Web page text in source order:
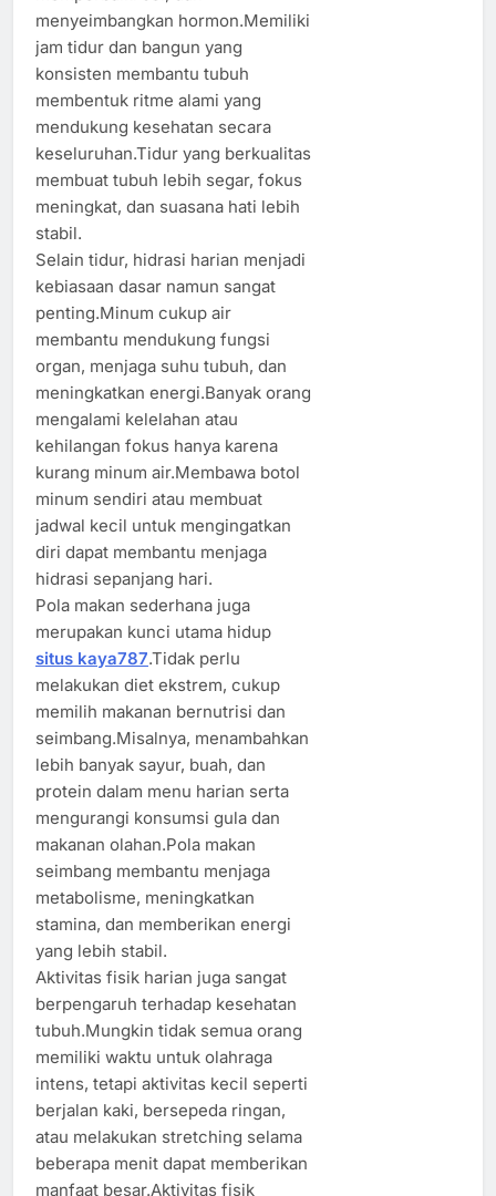
menyeimbangkan hormon.Memiliki
jam tidur dan bangun yang
konsisten membantu tubuh
membentuk ritme alami yang
mendukung kesehatan secara
keseluruhan.Tidur yang berkualitas
membuat tubuh lebih segar, fokus
meningkat, dan suasana hati lebih
stabil.
Selain tidur, hidrasi harian menjadi
kebiasaan dasar namun sangat
penting.Minum cukup air
membantu mendukung fungsi
organ, menjaga suhu tubuh, dan
meningkatkan energi.Banyak orang
mengalami kelelahan atau
kehilangan fokus hanya karena
kurang minum air.Membawa botol
minum sendiri atau membuat
jadwal kecil untuk mengingatkan
diri dapat membantu menjaga
hidrasi sepanjang hari.
Pola makan sederhana juga
merupakan kunci utama hidup
situs kaya787.Tidak perlu
melakukan diet ekstrem, cukup
memilih makanan bernutrisi dan
seimbang.Misalnya, menambahkan
lebih banyak sayur, buah, dan
protein dalam menu harian serta
mengurangi konsumsi gula dan
makanan olahan.Pola makan
seimbang membantu menjaga
metabolisme, meningkatkan
stamina, dan memberikan energi
yang lebih stabil.
Aktivitas fisik harian juga sangat
berpengaruh terhadap kesehatan
tubuh.Mungkin tidak semua orang
memiliki waktu untuk olahraga
intens, tetapi aktivitas kecil seperti
berjalan kaki, bersepeda ringan,
atau melakukan stretching selama
beberapa menit dapat memberikan
manfaat besar.Aktivitas fisik